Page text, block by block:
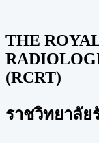
THE
(RCRT)
ราชวิทยาลัย